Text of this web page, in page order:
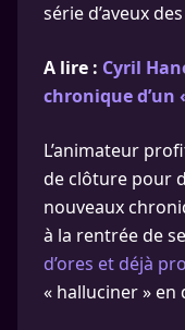
série d’aveux
A lire : Cyril
chronique d’un
L’animateur
de clôture pour
nouveaux
à la rentrée de
d’ores et déjà
« halluciner » en